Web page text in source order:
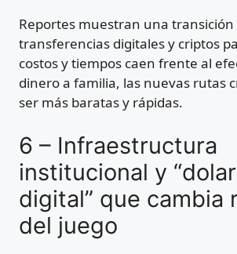
Reportes muestran una transición
transferencias digitales y criptos
costos y tiempos caen frente al
dinero a familia, las nuevas rutas
ser más baratas y rápidas.
6 – Infraestructura
institucional y
digital” que cambia
del juego